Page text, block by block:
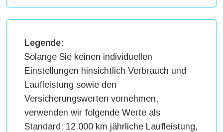
Legende:
Solange Sie keinen individuellen
Einstellungen hinsichtlich Verbrauch und
Laufleistung sowie den
Versicherungswerten vornehmen,
verwenden wir folgende Werte als
Standard: 12.000 km jährliche Laufleistung,